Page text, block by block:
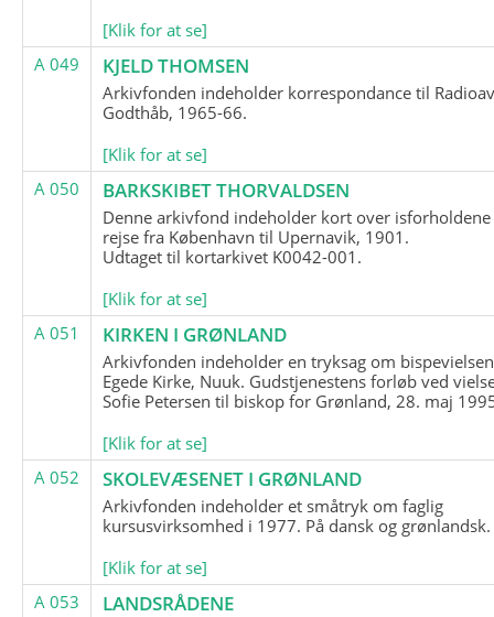
[Klik for at se]
A 049
KJELD THOMSEN
Arkivfonden indeholder korrespondance til
Godthåb, 1965-66.
[Klik for at se]
A 050
BARKSKIBET THORVALDSEN
Denne arkivfond indeholder kort over
rejse fra København til Upernavik, 1901.
Udtaget til kortarkivet K0042-001.
[Klik for at se]
A 051
KIRKEN I GRØNLAND
Arkivfonden indeholder en tryksag om
Egede Kirke, Nuuk. Gudstjenestens forløb ved
Sofie Petersen til biskop for Grønland, 28. maj
[Klik for at se]
A 052
SKOLEVÆSENET I GRØNLAND
Arkivfonden indeholder et småtryk om faglig
kursusvirksomhed i 1977. På dansk og grønlandsk.
[Klik for at se]
A 053
LANDSRÅDENE